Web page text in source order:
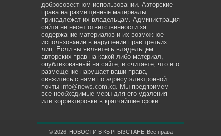
добросовестном использовании. Авторские
права на размещенные материалы
принадлежат их владельцам. Администрация
сайта не несет ответственности за
содержание материалов и их возможное
использование в нарушение прав третьих
лиц. Если вы являетесь владельцем
авторских прав на какой-либо материал,
опубликованный на сайте, и считаете, что его
размещение нарушает ваши права,
свяжитесь с нами по адресу электронной
почты info@news.com.kg . Мы предпримем
все необходимые меры для его удаления
или корректировки в кратчайшие сроки.
© 2026. НОВОСТИ В КЫРГЫЗСТАНЕ. Все права